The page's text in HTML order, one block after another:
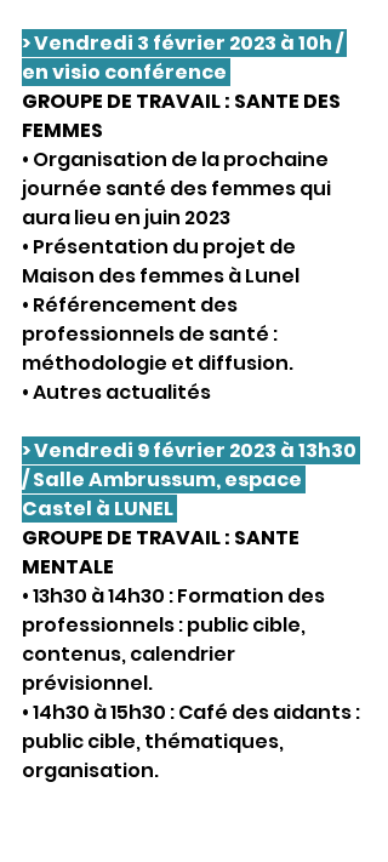
> Vendredi 3 février 2023 à 10h /
en visio conférence
GROUPE DE TRAVAIL : SANTE DES
FEMMES
• Organisation de la prochaine
journée santé des femmes qui
aura lieu en juin 2023
• Présentation du projet de
Maison des femmes à Lunel
• Référencement des
professionnels de santé :
méthodologie et diffusion.
• Autres actualités
> Vendredi 9 février 2023 à 13h30
/ Salle Ambrussum, espace
Castel à LUNEL
GROUPE DE TRAVAIL : SANTE
MENTALE
• 13h30 à 14h30 : Formation des
professionnels : public cible,
contenus, calendrier
prévisionnel.
• 14h30 à 15h30 : Café des aidants :
public cible, thématiques,
organisation.